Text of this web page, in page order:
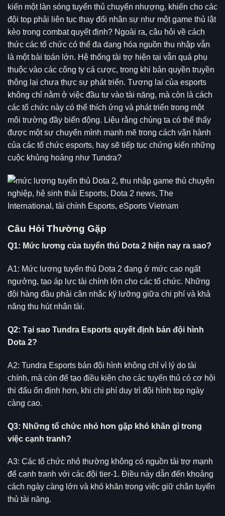
kiến một làn sóng tuyển thủ chuyển nhượng, khiến cho các
đội top phải liên tục thay đổi nhân sự như một game thủ lật
kèo trong combat quyết định? Ngoài ra, câu hỏi về cách
thức các tổ chức có thể đa dạng hóa nguồn thu nhập vẫn
là một bài toán lớn. Hệ thống tài trợ hiện tại vẫn quá phụ
thuộc vào các công ty cá cược, trong khi bản quyền truyền
thông lại chưa thực sự phát triển. Tương lai của esports
không chỉ nằm ở việc đầu tư vào tài năng, mà còn là cách
các tổ chức này có thể thích ứng và phát triển trong một
môi trường đầy biến động. Liệu rằng chúng ta có thể thấy
được một sự chuyển mình mạnh mẽ trong cách vận hành
của các tổ chức esports, hay sẽ tiếp tục chứng kiến những
cuộc khủng hoảng như Tundra?
Câu Hỏi Thường Gặp
Q1: Mức lương của tuyển thủ Dota 2 hiện nay ra sao?
A1: Mức lương tuyển thủ Dota 2 đang ở mức cao ngất
ngưởng, tạo áp lực tài chính lớn cho các tổ chức. Những
đội hàng đầu phải cân nhắc kỹ lưỡng giữa chi phí và khả
năng thu hút nhân tài.
Q2: Tại sao Tundra Esports quyết định bán đội hình
Dota 2?
A2: Tundra Esports bán đội hình không chỉ vì lý do tài
chính, mà còn để tạo điều kiện cho các tuyển thủ có cơ hội
thi đấu ổn định hơn, khi chi phí duy trì đội hình top ngày
càng cao.
Q3: Những tổ chức nhỏ hơn gặp khó khăn gì trong
việc cạnh tranh?
A3: Các tổ chức nhỏ thường không có nguồn tài trợ mạnh
để cạnh tranh với các đội tier-1. Điều này dẫn đến khoảng
cách ngày càng lớn và khó khăn trong việc giữ chân tuyển
thủ tài năng.